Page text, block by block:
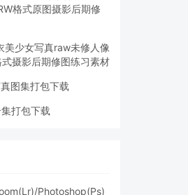
格式原图摄影后期修
美少女写真raw未修人像
摄影后期修图练习素材
图集打包下载
打包下载
Photoshop(Ps)